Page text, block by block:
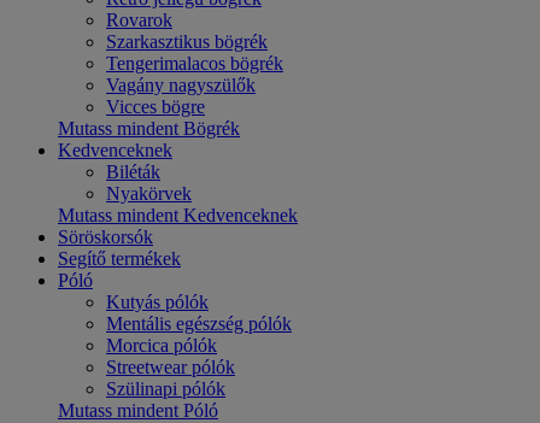
Rovarok
Szarkasztikus bögrék
Tengerimalacos bögrék
Vagány nagyszülők
Vicces bögre
Mutass mindent Bögrék
Kedvenceknek
Biléták
Nyakörvek
Mutass mindent Kedvenceknek
Söröskorsók
Segítő termékek
Póló
Kutyás pólók
Mentális egészség pólók
Morcica pólók
Streetwear pólók
Szülinapi pólók
Mutass mindent Póló